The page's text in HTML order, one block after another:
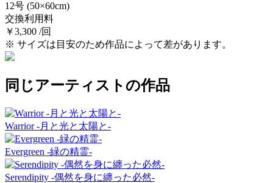
12号 (50×60cm)
交換利用料
￥3,300 /回
※ サイズは目安のため作品によって差があります。
同じアーティストの作品
Warrior -月と光と太陽と-
Evergreen -緑の精霊-
Serendipity -偶然を身に纏った必然-